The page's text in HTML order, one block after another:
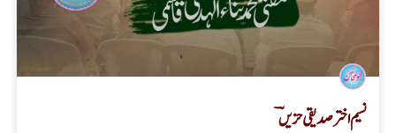
نسیم اختر صدیقی حزیںؔ